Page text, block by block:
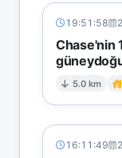
19:51:58
Chase'nin
5.0 km
16:11:49